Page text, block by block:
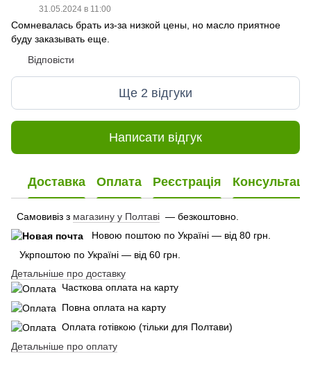
31.05.2024 в 11:00
Сомневалась брать из-за низкой цены, но масло приятное
буду заказывать еще.
Відповісти
Ще 2 відгуки
Написати відгук
Доставка Оплата Реєстрація
Самовивіз з магазину у Полтаві — безкоштовно.
Новою поштою по Україні — від 80 грн.
Укрпоштою по Україні — від 60 грн.
Детальніше про доставку
Часткова оплата на карту
Повна оплата на карту
Оплата готівкою (тільки для Полтави)
Детальніше про оплату